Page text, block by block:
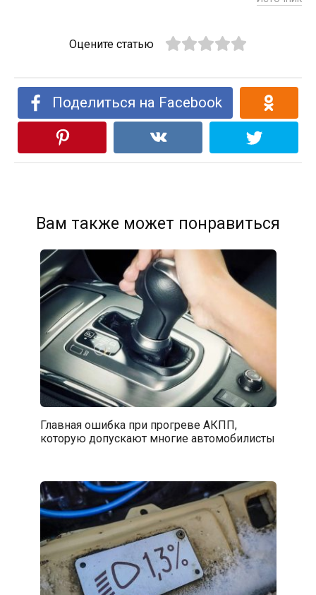
Оцените статью
Поделиться на Facebook
Вам также может понравиться
Главная ошибка при прогреве АКПП,
которую допускают многие автомобилисты